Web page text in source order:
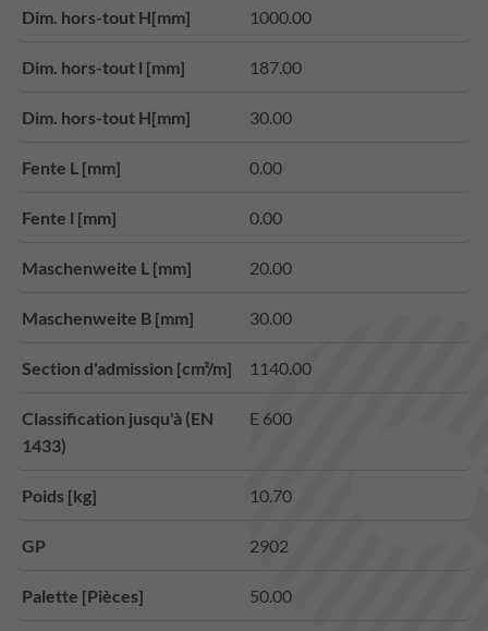
Dim. hors-tout H[mm] 1000.00
Dim. hors-tout l [mm] 187.00
Dim. hors-tout H[mm] 30.00
Fente L [mm] 0.00
Fente l [mm] 0.00
Maschenweite L [mm] 20.00
Maschenweite B [mm] 30.00
Section d'admission [cm²/m] 1140.00
Classification jusqu'à (EN
1433)
E 600
Poids [kg] 10.70
GP 2902
Palette [Pièces] 50.00